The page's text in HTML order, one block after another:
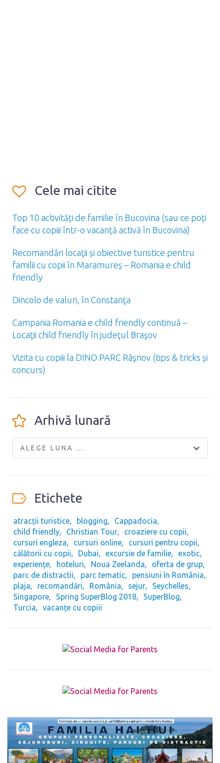
Cele mai citite
Top 10 activități de familie în Bucovina (sau ce poți
face cu copiii într-o vacanță activă în Bucovina)
Recomandări locaţii și obiective turistice pentru
familii cu copii în Maramureș – Romania e child
friendly
Dincolo de valuri, în Constanţa
Campania Romania e child friendly continuă –
Locaţii child friendly în judeţul Braşov
Vizita cu copiii la DINO PARC Râşnov (tips & tricks și
concurs)
Arhivă lunară
ALEGE LUNA ...
Etichete
atracții turistice blogging
Cappadocia
child friendly
Christian Tour
croaziere cu copii
cursuri engleza
cursuri online
cursuri pentru copii
călătorii cu copii
Dubai excursie de familie
exotic
experiențe
hoteluri Noua Zeelanda
oferta de grup
parc de distractii
parc tematic
pensiuni în România
plaja
recomandări România sejur
Seychelles
Singapore
Spring SuperBlog 2018
SuperBlog
Turcia
vacanțe cu copiii
The form you have selected does not exist.